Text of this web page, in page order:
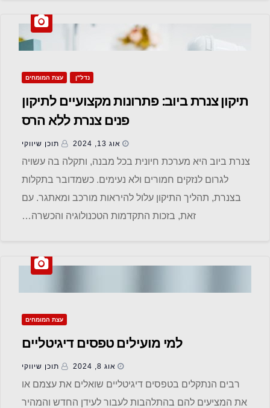
נדל"ן עצת המומחים
תיקון צנרת ביוב: פתרונות מקצועיים לתיקון
פנים צנרת ללא הרס
אוג 13, 2024 תוכן שיווקי
צנרת ביוב היא מערכת חיונית בכל מבנה, ותקלה בה עשויה
לגרום לנזקים חמורים ולא נעימים. כשמדובר בתקלות
בצנרת, תהליך התיקון עלול להיראות מורכב ומאתגר. עם
זאת, בזכות התקדמות הטכנולוגיה והכשרה…
עצת המומחים
למי מועילים טפסים דיגיטליים
אוג 8, 2024 תוכן שיווקי
רבים הנתקלים בטפסים דיגיטליים שואלים את עצמם או
את המציעים להם בהתלהבות לעבור לעידן החדש והמהיר